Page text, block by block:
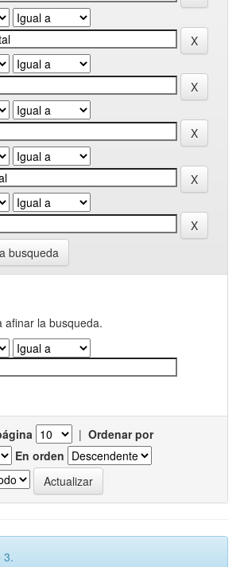
busqueda
afinar la busqueda.
| Ordenar por
En orden
3.